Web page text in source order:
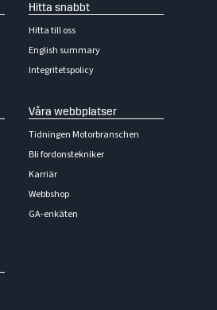
Hitta snabbt
Hitta till oss
English summary
Integritetspolicy
Våra webbplatser
Tidningen Motorbranschen
Bli fordonstekniker
Karriär
Webbshop
GA-enkäten